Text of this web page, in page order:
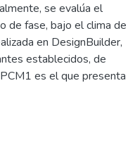
se evalúa el
de fase, bajo el clima de
en DesignBuilder,
establecidos, de
es el que presenta